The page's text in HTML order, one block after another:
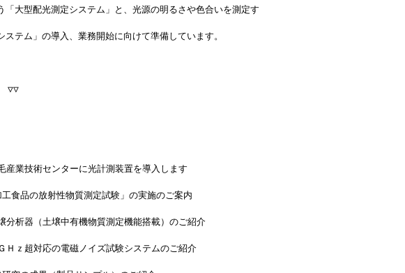
「大型配光測定システム」と、光源の明るさや色合いを測定す
ステム」の導入、業務開始に向けて準備しています。
▽▽
業技術センターに光計測装置を導入します
の放射性物質測定試験」の実施のご案内
析器（土壌中有機物質測定機能搭載）のご紹介
ｚ超対応の電磁ノイズ試験システムのご紹介